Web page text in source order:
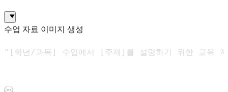
수업 자료 이미지 생성